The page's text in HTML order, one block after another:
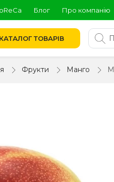
Блог Про компанію
КАТАЛОГ ТОВАРІВ
Фрукти Манго